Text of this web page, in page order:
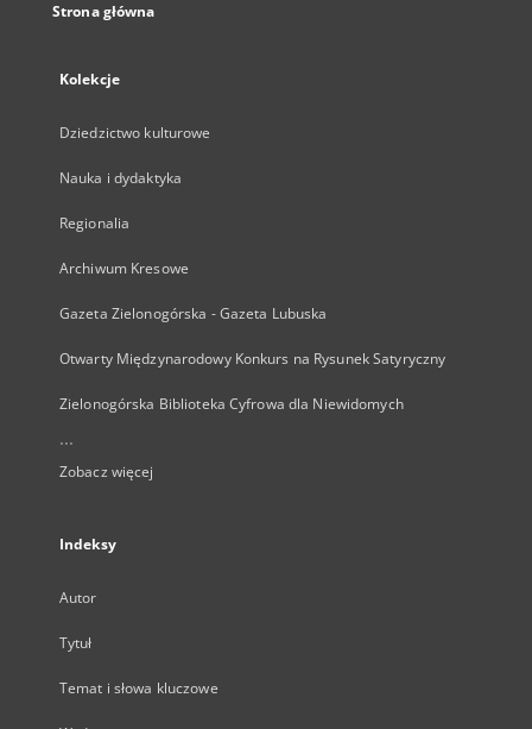
Strona główna
Kolekcje
Dziedzictwo kulturowe
Nauka i dydaktyka
Regionalia
Archiwum Kresowe
Gazeta Zielonogórska - Gazeta Lubuska
Otwarty Międzynarodowy Konkurs na Rysunek Satyryczny
Zielonogórska Biblioteka Cyfrowa dla Niewidomych
...
Zobacz więcej
Indeksy
Autor
Tytuł
Temat i słowa kluczowe